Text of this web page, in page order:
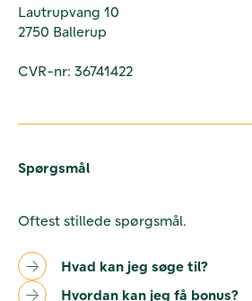
Lautrupvang 10
2750 Ballerup
CVR-nr: 36741422
Spørgsmål
Oftest stillede spørgsmål.
Hvad kan jeg søge til?
Hvordan kan jeg få bonus?